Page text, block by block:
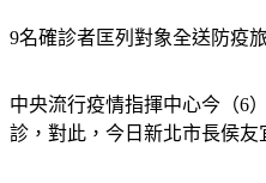
9名確診者匡列對象全送防疫
中央流行疫情指揮中心今（6
診，對此，今日新北市長侯